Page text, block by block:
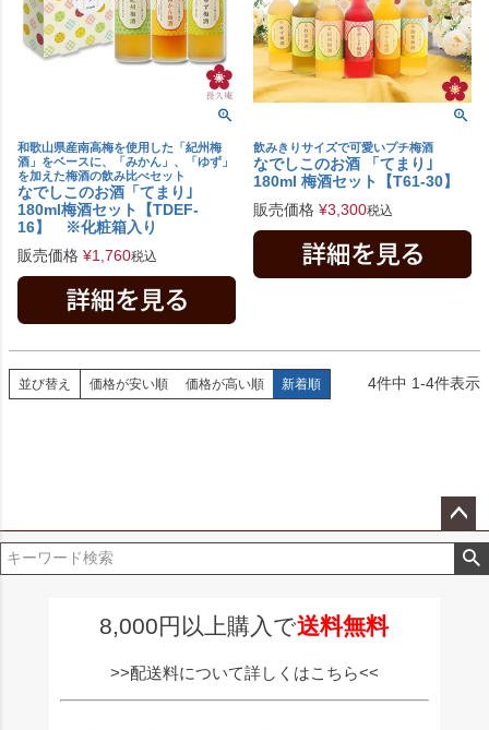
和歌山県産南高梅を使用した「紀州梅
酒」をベースに、「みかん」、「ゆず」
を加えた梅酒の飲み比べセット
なでしこのお酒「てまり｣
180ml梅酒セット【TDEF-
16】 ※化粧箱入り
販売価格 ¥1,760税込
飲みきりサイズで可愛いプチ梅酒
なでしこのお酒 「てまり｣
180ml 梅酒セット【T61-30】
販売価格 ¥3,300税込
並び替え 価格が安い順 価格が高い順 新着順 4件中 1-4件表示
ペー
ジト
8,000円以上購入で送料無料
>>配送料について詳しくはこちら<<